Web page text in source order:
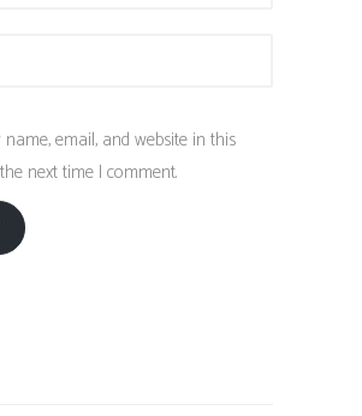
email, and website in this
next time I comment.